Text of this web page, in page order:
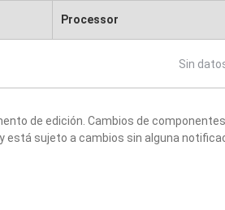
Processor
Sin
de edición. Cambios de
está sujeto a cambios sin alguna